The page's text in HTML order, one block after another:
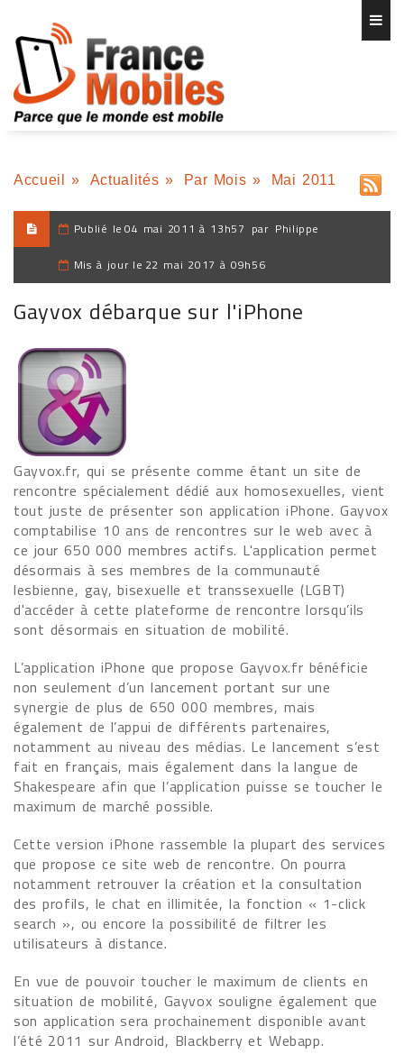
Accueil » Actualités » Par Mois » Mai 2011
Publié le 04 mai 2011 à 13h57 par Philippe
Mis à jour le 22 mai 2017 à 09h56
Gayvox débarque sur l'iPhone
Gayvox.fr, qui se présente comme étant un site de
rencontre spécialement dédié aux homosexuelles, vient
tout juste de présenter son application iPhone. Gayvox
comptabilise 10 ans de rencontres sur le web avec à
ce jour 650 000 membres actifs. L'application permet
désormais à ses membres de la communauté
lesbienne, gay, bisexuelle et transsexuelle (LGBT)
d'accéder à cette plateforme de rencontre lorsqu’ils
sont désormais en situation de mobilité.
L’application iPhone que propose Gayvox.fr bénéficie
non seulement d’un lancement portant sur une
synergie de plus de 650 000 membres, mais
également de l’appui de différents partenaires,
notamment au niveau des médias. Le lancement s’est
fait en français, mais également dans la langue de
Shakespeare afin que l’application puisse se toucher le
maximum de marché possible.
Cette version iPhone rassemble la plupart des services
que propose ce site web de rencontre. On pourra
notamment retrouver la création et la consultation
des profils, le chat en illimitée, la fonction « 1-click
search », ou encore la possibilité de filtrer les
utilisateurs à distance.
En vue de pouvoir toucher le maximum de clients en
situation de mobilité, Gayvox souligne également que
son application sera prochainement disponible avant
l’été 2011 sur Android, Blackberry et Webapp.